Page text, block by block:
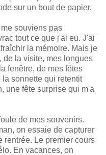
sur un bout de papier.
souviens pas
tout ce que j'ai eu. J'ai
la mémoire. Mais je
de la visite, mes longues
fenêtre, de mes fêtes
sonnette qui retentit
une fête surprise qui m'a
de mes souvenirs.
on essaie de capturer
rentrée. Le premier cours
En vacances, on